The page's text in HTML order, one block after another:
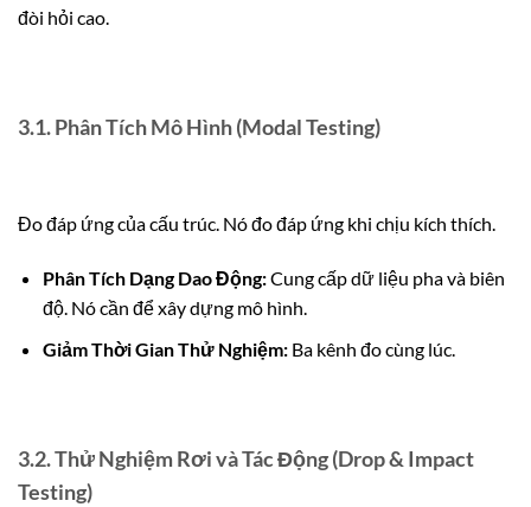
đòi hỏi cao.
3.1. Phân Tích Mô Hình (Modal Testing)
Đo đáp ứng của cấu trúc. Nó đo đáp ứng khi chịu kích thích.
Phân Tích Dạng Dao Động:Cung cấp dữ liệu pha và biên
độ. Nó cần để xây dựng mô hình.
Giảm Thời Gian Thử Nghiệm:Ba kênh đo cùng lúc.
3.2. Thử Nghiệm Rơi và Tác Động (Drop & Impact
Testing)